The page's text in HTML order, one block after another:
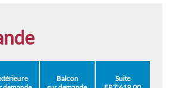
Balcon
Suite